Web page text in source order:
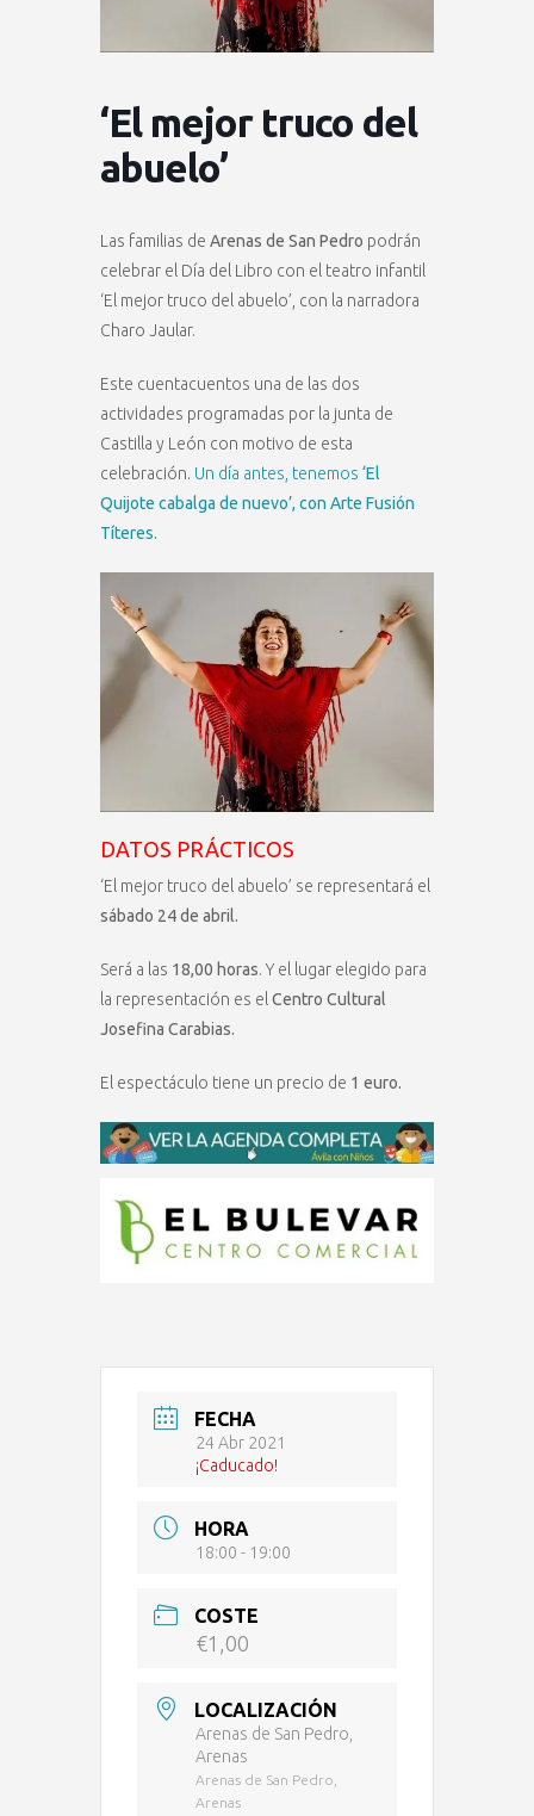
‘El mejor truco del
abuelo’
Las familias de Arenas de San Pedro podrán
celebrar el Día del Libro con el teatro infantil
‘El mejor truco del abuelo’, con la narradora
Charo Jaular.
Este cuentacuentos una de las dos
actividades programadas por la junta de
Castilla y León con motivo de esta
celebración. Un día antes, tenemos ‘El
Quijote cabalga de nuevo’, con Arte Fusión
Títeres.
DATOS PRÁCTICOS
‘El mejor truco del abuelo’ se representará el
sábado 24 de abril.
Será a las 18,00 horas. Y el lugar elegido para
la representación es elCentro Cultural
Josefina Carabias.
El espectáculo tiene un precio de 1 euro.
FECHA
24 Abr 2021
¡Caducado!
HORA
18:00 - 19:00
COSTE
€1,00
LOCALIZACIÓN
Arenas de San Pedro,
Arenas
Arenas de San Pedro,
Arenas